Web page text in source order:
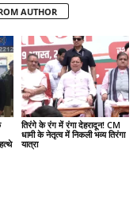
AUTHOR
तिरंगे के रंग में रंगा देहरादून! CM
धामी के नेतृत्व में निकली भव्य तिरंगा
यात्रा